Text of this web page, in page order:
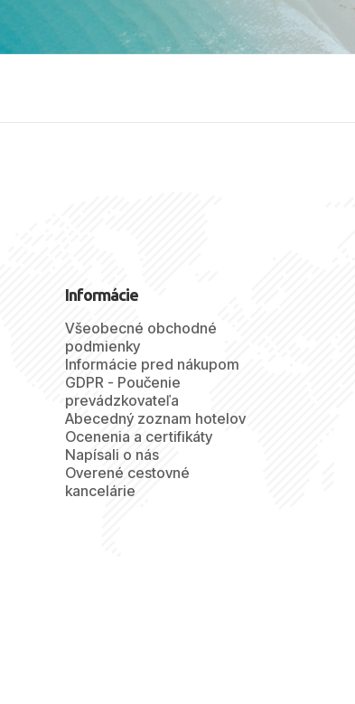
Informácie
Všeobecné obchodné
podmienky
Informácie pred nákupom
GDPR - Poučenie
prevádzkovateľa
Abecedný zoznam hotelov
Ocenenia a certifikáty
Napísali o nás
Overené cestovné
kancelárie